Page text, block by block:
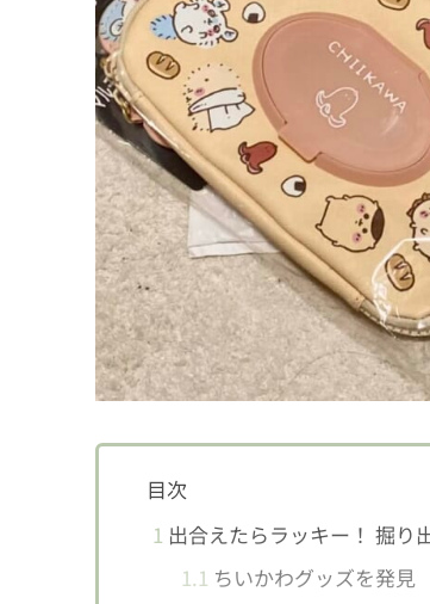
目次
1 出合えたらラッキー！ 掘り
1.1 ちいかわグッズを発見